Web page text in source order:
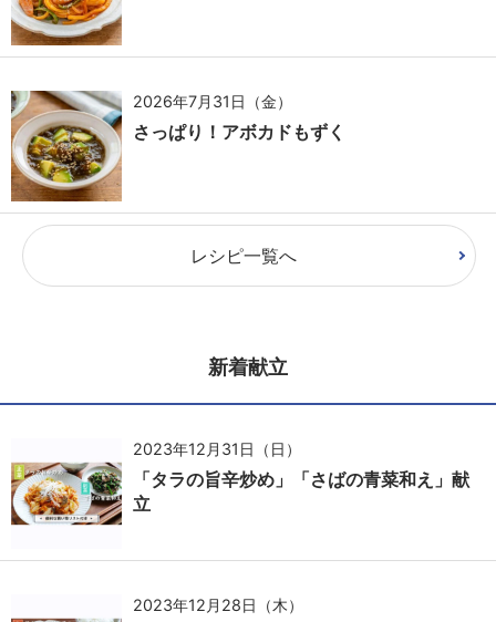
2026年7月31日（金）
さっぱり！アボカドもずく
レシピ一覧へ
新着献立
2023年12月31日（日）
「タラの旨辛炒め」「さばの青菜和え」献
立
2023年12月28日（木）